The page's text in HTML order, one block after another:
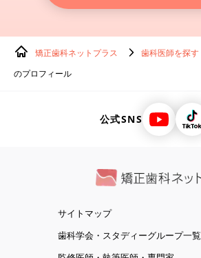
矯正歯科ネットプラス 歯科医師を探す
のプロフィール
公式SNS
サイトマップ
歯科学会・スタディーグループ一覧